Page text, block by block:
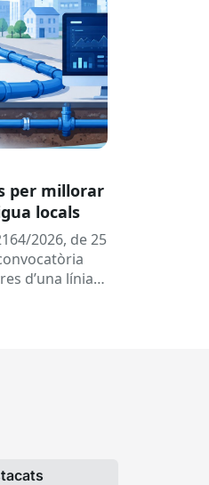
per millorar
locals
2026, de 25
d’una línia